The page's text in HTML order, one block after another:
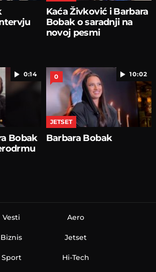
Kaća Živković i Barbara
Bobak o saradnji na
novoj pesmi
0:14
Bobak
10:02
0
JETSET
Barbara Bobak
Vesti
Biznis
Sport
Aero
Jetset
Hi-Tech